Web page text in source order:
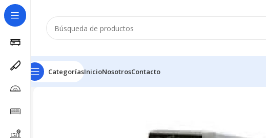
CategoríasInicioNosotrosContacto